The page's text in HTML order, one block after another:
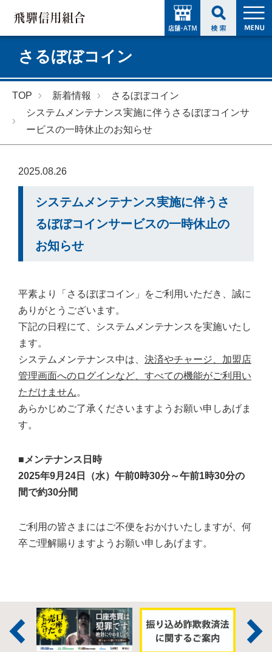
さるぼぼコイン
TOP 新着情報
さるぼぼコイン
システムメンテナンス実施に伴うさるぼぼコインサ
ービスの一時休止のお知らせ
2025.08.26
システムメンテナンス実施に伴うさ
るぼぼコインサービスの一時休止の
お知らせ
平素より「さるぼぼコイン」をご利用いただき、誠に
ありがとうございます。
下記の日程にて、システムメンテナンスを実施いたし
ます。
システムメンテナンス中は、 決済やチャージ、加盟店
管理画面へのログインなど、すべての機能がご利用い
ただけません。
あらかじめご了承くださいますようお願い申しあげま
す。
■メンテナンス日時
2025年9月24日（水）午前0時30分～午前1時30分の
間で約30分間
ご利用の皆さまにはご不便をおかけいたしますが、何
卒ご理解賜りますようお願い申しあげます。